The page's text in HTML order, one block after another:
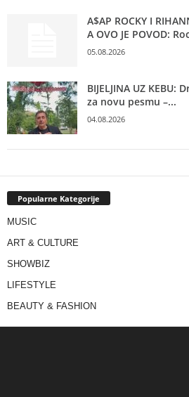
A$AP ROCKY I
A OVO JE POVOD:
05.08.2026
BIJELJINA UZ
za novu pesmu –...
04.08.2026
Popularne Kategorije
MUSIC
ART & CULTURE
SHOWBIZ
LIFESTYLE
BEAUTY & FASHION